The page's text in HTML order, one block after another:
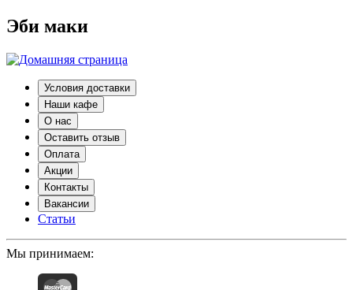
Эби маки
Условия доставки
Наши кафе
О нас
Оставить отзыв
Оплата
Акции
Контакты
Вакансии
Статьи
Мы принимаем: